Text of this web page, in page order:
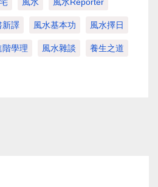
風水 風水Reporter
新譯 風水基本功 風水擇日
階學理 風水雜談 養生之道